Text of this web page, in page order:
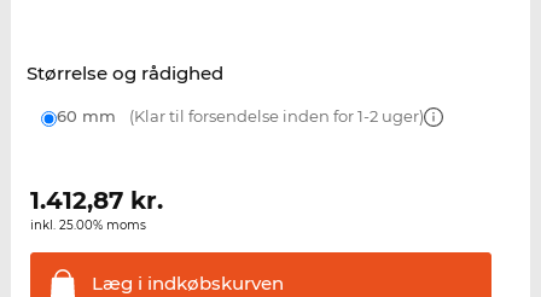
Størrelse og rådighed
60 mm (Klar til forsendelse inden for 1-2 uger)
1.412,87kr.
inkl. 25.00% moms
Læg i indkøbskurven